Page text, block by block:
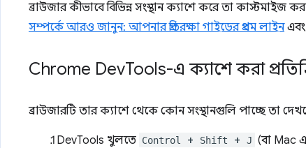
ব্রাউজার কীভাবে বিভিন্ন সংস্থান ক্যাশে করে তা কাস্টমাইজ
সম্পর্কে আরও জানুন: আপনার প্রতিরক্ষা গাইডের প্রথম লাইনএবং
Chrome DevTools-এ ক্যাশে করা
ব্রাউজারটি তার ক্যাশে থেকে কোন সংস্থানগুলি পাচ্ছে তা
DevTools খুলতে Control + Shift + J (বা Mac এ